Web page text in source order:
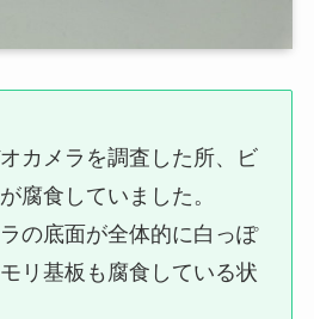
カメラを調査した所、ビ
腐食していました。
の底面が全体的に白っぽ
リ基板も腐食している状